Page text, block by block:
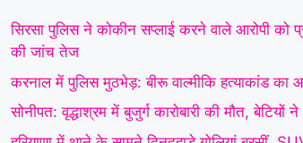
बरसीं, SUV सवार 7 लोग
घायल; गैंगवार का एंगल
सिरसा पुलिस ने कोकीन सप्लाई करने वाले आरोपी को
की जांच तेज
करनाल में पुलिस मुठभेड़: बीरू वाल्मीकि हत्याकांड का
सोनीपत: वृद्धाश्रम में बुजुर्ग कारोबारी की मौत,